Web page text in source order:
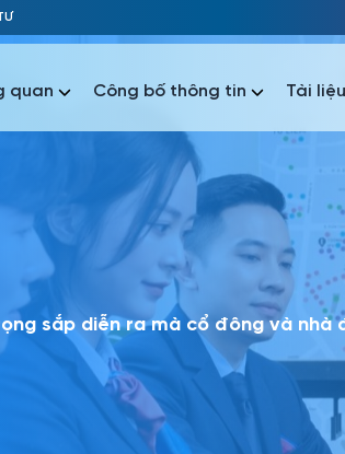
Phổ biến nhất
Báo cáo tài chính
quan Công bố thông tin Tài
Phổ biến nhất
sắp diễn ra mà cổ đông và